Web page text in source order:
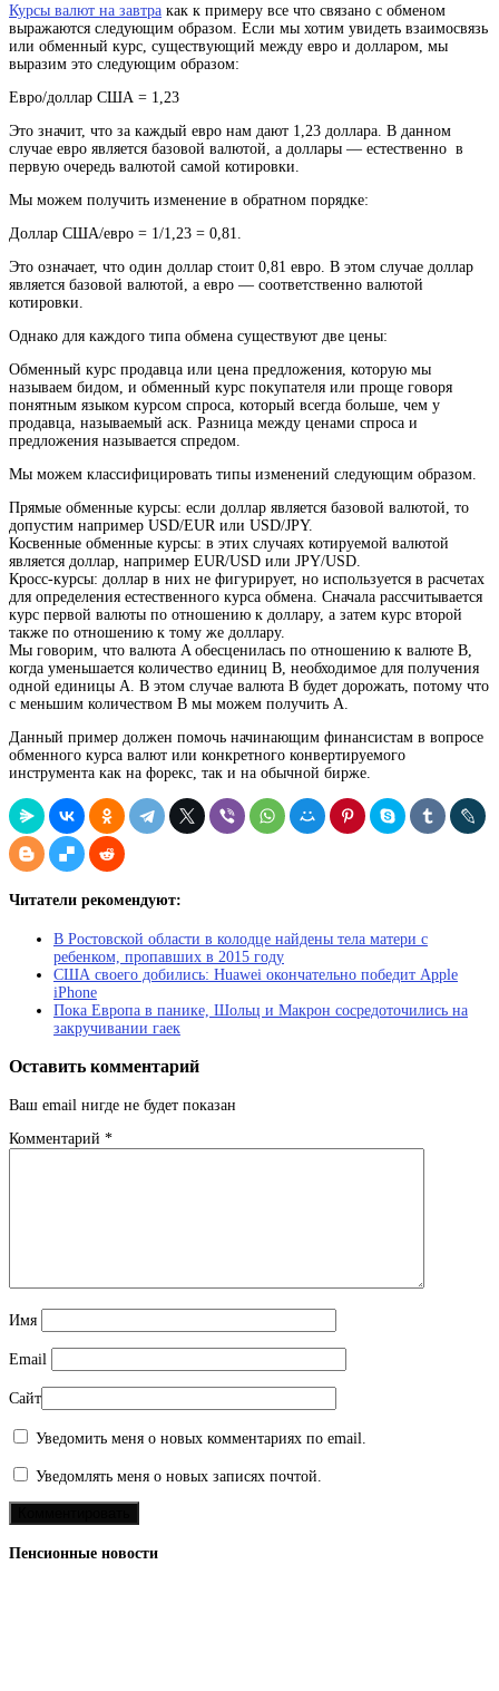
Курсы валют на завтра как к примеру все что связано с обменом
выражаются следующим образом. Если мы хотим увидеть взаимосвязь
или обменный курс, существующий между евро и долларом, мы
выразим это следующим образом:
Евро/доллар США = 1,23
Это значит, что за каждый евро нам дают 1,23 доллара. В данном
случае евро является базовой валютой, а доллары — естественно в
первую очередь валютой самой котировки.
Мы можем получить изменение в обратном порядке:
Доллар США/евро = 1/1,23 = 0,81.
Это означает, что один доллар стоит 0,81 евро. В этом случае доллар
является базовой валютой, а евро — соответственно валютой
котировки.
Однако для каждого типа обмена существуют две цены:
Обменный курс продавца или цена предложения, которую мы
называем бидом, и обменный курс покупателя или проще говоря
понятным языком курсом спроса, который всегда больше, чем у
продавца, называемый аск. Разница между ценами спроса и
предложения называется спредом.
Мы можем классифицировать типы изменений следующим образом.
Прямые обменные курсы: если доллар является базовой валютой, то
допустим например USD/EUR или USD/JPY.
Косвенные обменные курсы: в этих случаях котируемой валютой
является доллар, например EUR/USD или JPY/USD.
Кросс-курсы: доллар в них не фигурирует, но используется в расчетах
для определения естественного курса обмена. Сначала рассчитывается
курс первой валюты по отношению к доллару, а затем курс второй
также по отношению к тому же доллару.
Мы говорим, что валюта A обесценилась по отношению к валюте B,
когда уменьшается количество единиц B, необходимое для получения
одной единицы A. В этом случае валюта B будет дорожать, потому что
с меньшим количеством B мы можем получить A.
Данный пример должен помочь начинающим финансистам в вопросе
обменного курса валют или конкретного конвертируемого
инструмента как на форекс, так и на обычной бирже.
Читатели рекомендуют:
В Ростовской области в колодце найдены тела матери с
ребенком, пропавших в 2015 году
США своего добились: Huawei окончательно победит Apple
iPhone
Пока Европа в панике, Шольц и Макрон сосредоточились на
закручивании гаек
Оставить комментарий
Ваш email нигде не будет показан
Комментарий *
Имя
Email
Сайт
Уведомить меня о новых комментариях по email.
Уведомлять меня о новых записях почтой.
Пенсионные новости